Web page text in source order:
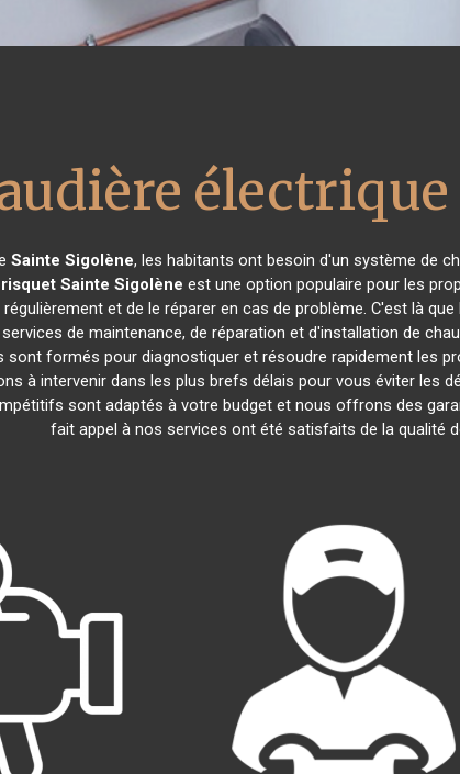
Sainte Sigolène, les habitants ont besoin d'un système de
Sainte Sigolène est une option populaire pour les
et de le réparer en cas de problème. C'est là
de maintenance, de réparation et d'installation de
sont formés pour diagnostiquer et résoudre rapidement les
à intervenir dans les plus brefs délais pour vous éviter les
sont adaptés à votre budget et nous offrons des
fait appel à nos services ont été satisfaits de la qualité